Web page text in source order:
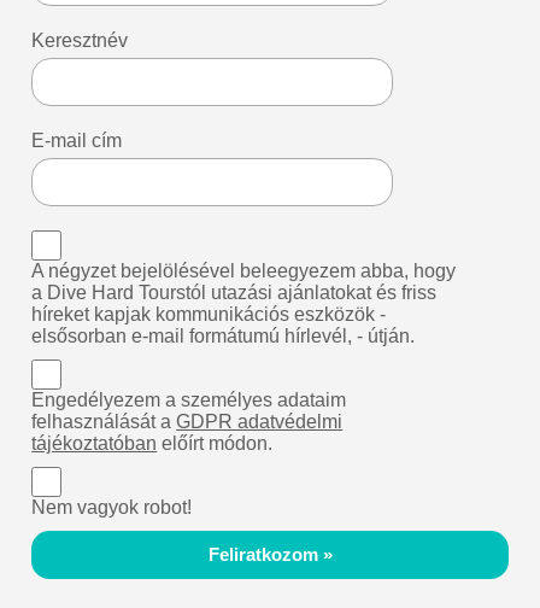
Keresztnév
E-mail cím
A négyzet bejelölésével beleegyezem abba, hogy
a Dive Hard Tourstól utazási ajánlatokat és friss
híreket kapjak kommunikációs eszközök -
elsősorban e-mail formátumú hírlevél, - útján.
Engedélyezem a személyes adataim
felhasználását aGDPR adatvédelmi
tájékoztatóban előírt módon.
Nem vagyok robot!
Feliratkozom »